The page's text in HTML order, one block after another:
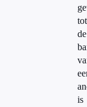
tot
de
is